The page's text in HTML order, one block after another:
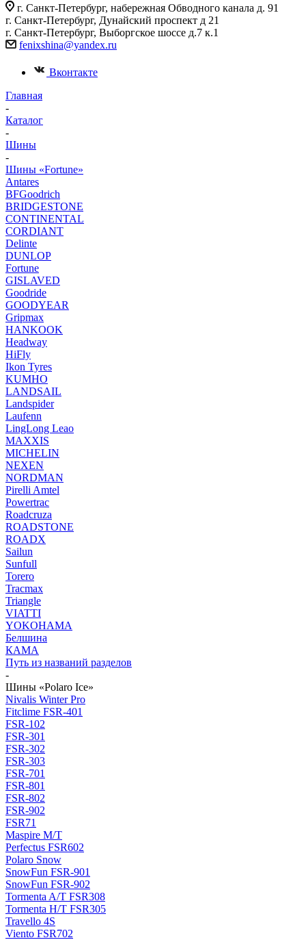
г. Санкт-Петербург, набережная Обводного канала д. 91
г. Санкт-Петербург, Дунайский проспект д 21
г. Санкт-Петербург, Выборгское шоссе д.7 к.1
fenixshina@yandex.ru
Вконтакте
Главная
-
Каталог
-
Шины
-
Шины «Fortune»
Antares
BFGoodrich
BRIDGESTONE
CONTINENTAL
CORDIANT
Delinte
DUNLOP
Fortune
GISLAVED
Goodride
GOODYEAR
Gripmax
HANKOOK
Headway
HiFly
Ikon Tyres
KUMHO
LANDSAIL
Landspider
Laufenn
LingLong Leao
MAXXIS
MICHELIN
NEXEN
NORDMAN
Pirelli Amtel
Powertrac
Roadcruza
ROADSTONE
ROADX
Sailun
Sunfull
Torero
Tracmax
Triangle
VIATTI
YOKOHAMA
Белшина
КАМА
Путь из названий разделов
-
Шины «Polaro Ice»
Nivalis Winter Pro
Fitclime FSR-401
FSR-102
FSR-301
FSR-302
FSR-303
FSR-701
FSR-801
FSR-802
FSR-902
FSR71
Maspire M/T
Perfectus FSR602
Polaro Snow
SnowFun FSR-901
SnowFun FSR-902
Tormenta A/T FSR308
Tormenta H/T FSR305
Travello 4S
Viento FSR702